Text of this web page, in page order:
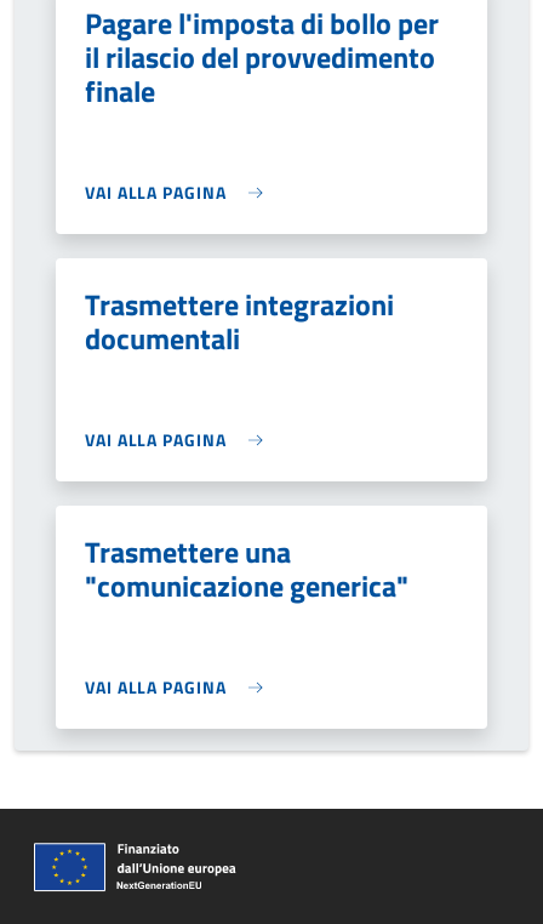
Pagare l'imposta di bollo per
il rilascio del provvedimento
finale
VAI ALLA PAGINA
Trasmettere integrazioni
documentali
VAI ALLA PAGINA
Trasmettere una
"comunicazione generica"
VAI ALLA PAGINA